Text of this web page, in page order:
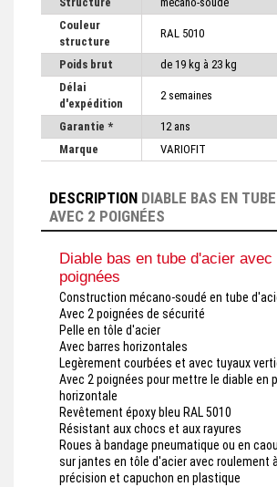
Couleur
structure
RAL 5010
Poids brut
de 19 kg à 23 kg
Délai
d'expédition
2 semaines
Garantie *
12 ans
Marque
VARIOFIT
DESCRIPTION DIABLE BAS EN
AVEC 2 POIGNÉES
Diable bas en tube d'acier avec
poignées
Construction mécano-soudé en tube
Avec 2 poignées de sécurité
Pelle en tôle d'acier
Avec barres horizontales
Legèrement courbées et avec tuyaux
Avec 2 poignées pour mettre le diable en
horizontale
Revêtement époxy bleu RAL 5010
Résistant aux chocs et aux rayures
Roues à bandage pneumatique ou en
sur jantes en tôle d'acier avec roulement
précision et capuchon en plastique